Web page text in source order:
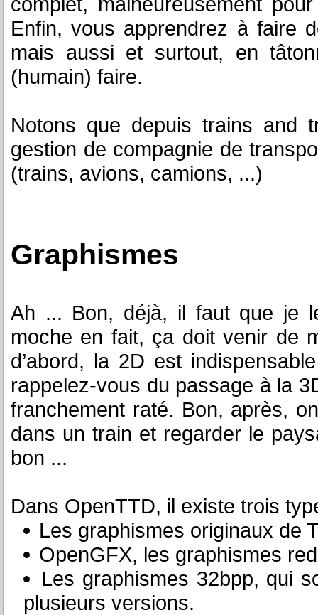
Enfin, vous apprendrez à faire
mais aussi et surtout, en
(humain) faire.
Notons que depuis trains and
gestion de compagnie de
(trains, avions, camions, ...)
Graphismes
Ah ... Bon, déjà, il faut que je
moche en fait, ça doit venir de
d’abord, la 2D est
rappelez-vous du passage à la
franchement raté. Bon, après,
dans un train et regarder le
bon ...
Dans OpenTTD, il existe trois
Les graphismes originaux de
OpenGFX, les graphismes
Les graphismes 32bpp, qui
plusieurs versions.